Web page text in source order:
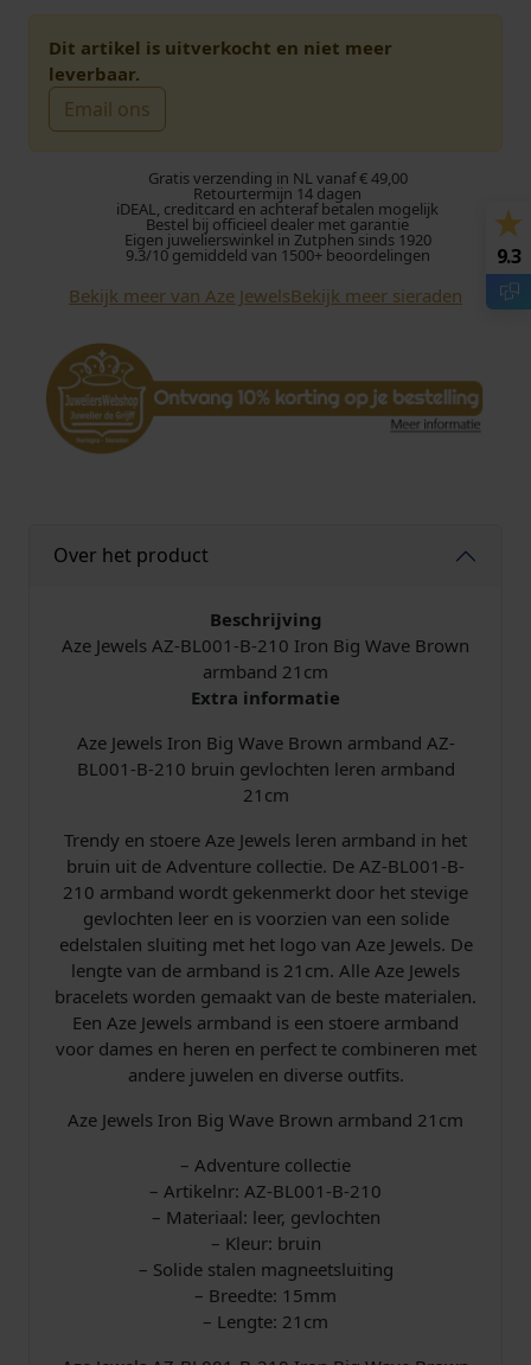
Dit artikel is uitverkocht en niet meer
leverbaar.
Email ons
Gratis verzending in NL vanaf € 49,00
Retourtermijn 14 dagen
iDEAL, creditcard en achteraf betalen mogelijk
Bestel bij officieel dealer met garantie
Eigen juwelierswinkel in Zutphen sinds 1920
9.3/10 gemiddeld van 1500+ beoordelingen
Bekijk meer van Aze JewelsBekijk meer sieraden
Over het product
Beschrijving
Aze Jewels AZ-BL001-B-210 Iron Big Wave Brown
armband 21cm
Extra informatie
Aze Jewels Iron Big Wave Brown armband AZ-
BL001-B-210 bruin gevlochten leren armband
21cm
Trendy en stoere Aze Jewels leren armband in het
bruin uit de Adventure collectie. De AZ-BL001-B-
210 armband wordt gekenmerkt door het stevige
gevlochten leer en is voorzien van een solide
edelstalen sluiting met het logo van Aze Jewels. De
lengte van de armband is 21cm. Alle Aze Jewels
bracelets worden gemaakt van de beste materialen.
Een Aze Jewels armband is een stoere armband
voor dames en heren en perfect te combineren met
andere juwelen en diverse outfits.
Aze Jewels Iron Big Wave Brown armband 21cm
– Adventure collectie
– Artikelnr: AZ-BL001-B-210
– Materiaal: leer, gevlochten
– Kleur: bruin
– Solide stalen magneetsluiting
– Breedte: 15mm
– Lengte: 21cm
9.3